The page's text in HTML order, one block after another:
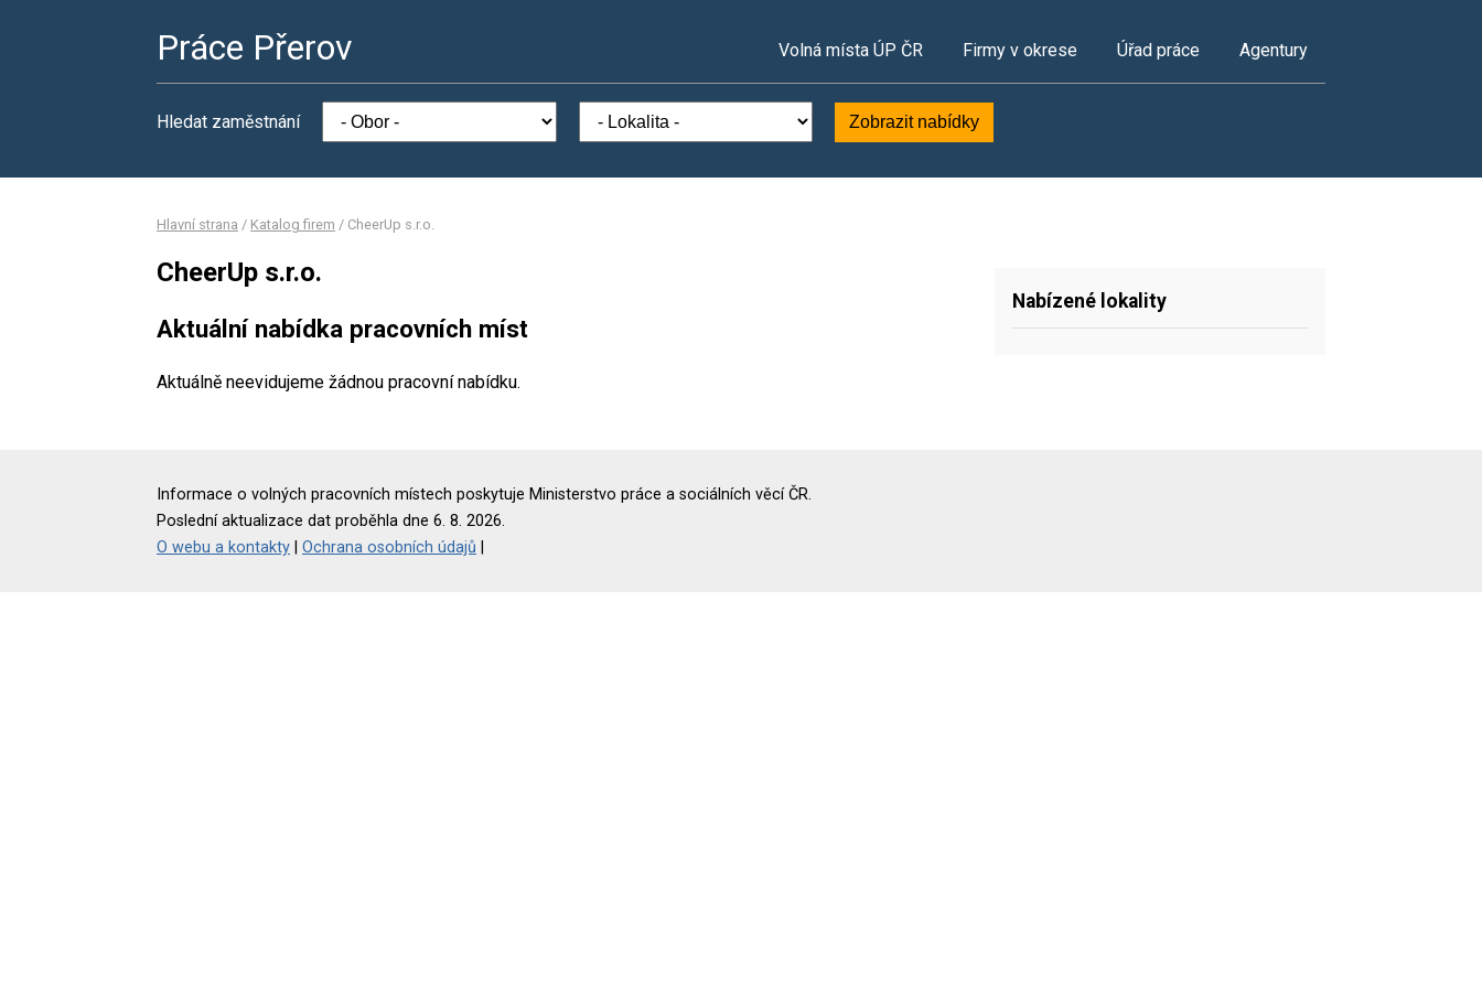
Práce Přerov Volná místa ÚP ČR Firmy v okrese Úřad práce Agentury
Hledat zaměstnání Zobrazit nabídky
Hlavní strana / Katalog firem / CheerUp s.r.o.
CheerUp s.r.o.
Aktuální nabídka pracovních míst
Aktuálně neevidujeme žádnou pracovní nabídku.
Nabízené lokality
Informace o volných pracovních místech poskytuje Ministerstvo práce a sociálních věcí ČR.
Poslední aktualizace dat proběhla dne 6. 8. 2026.
O webu a kontakty
Ochrana osobních údajů